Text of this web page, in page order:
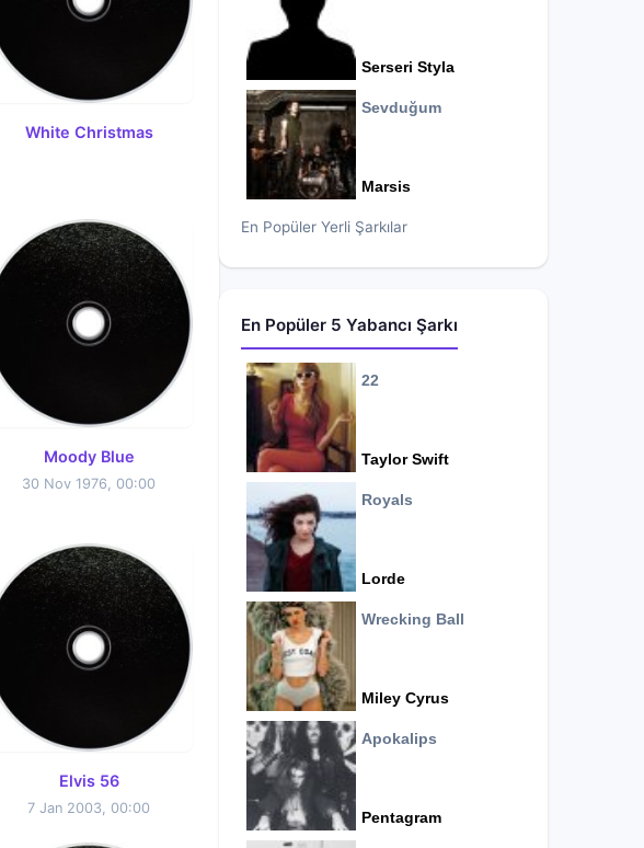
White Christmas
Moody Blue
30 Nov 1976, 00:00
Elvis 56
7 Jan 2003, 00:00
Serseri Styla
Sevduğum
Marsis
En Popüler Yerli Şarkılar
En Popüler 5 Yabancı Şarkı
22
Taylor Swift
Royals
Lorde
Wrecking Ball
Miley Cyrus
Apokalips
Pentagram